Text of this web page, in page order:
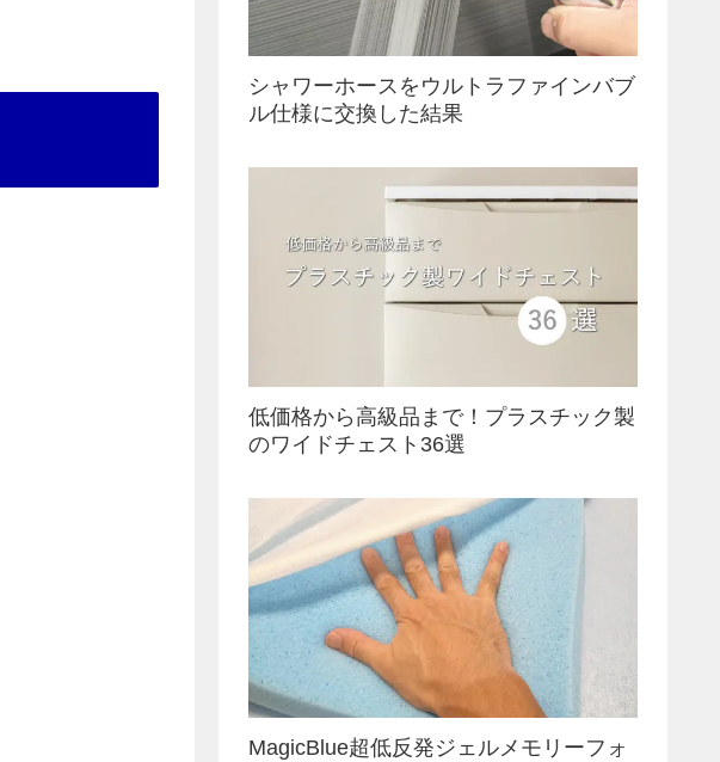
シャワーホースをウルトラファインバブ
ル仕様に交換した結果
低価格から高級品まで！プラスチック製
のワイドチェスト36選
MagicBlue超低反発ジェルメモリーフォ